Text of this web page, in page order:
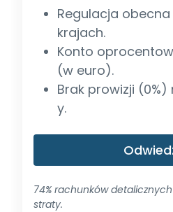
Regulacja
krajach.
Konto
(w euro).
Brak prowizji (0%)
y.
74% rachunków
straty.